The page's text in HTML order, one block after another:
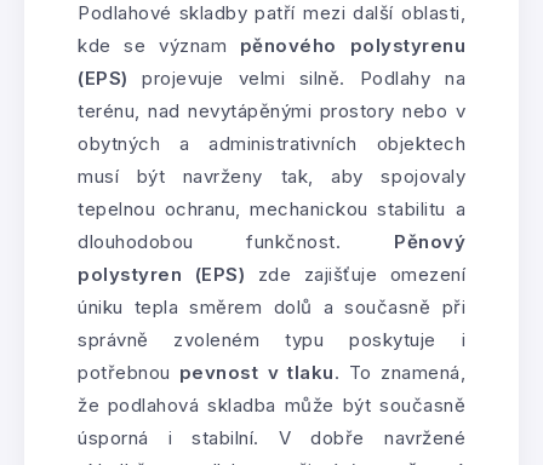
Podlahové skladby patří mezi další oblasti,
kde se význam pěnového polystyrenu
(EPS) projevuje velmi silně. Podlahy na
terénu, nad nevytápěnými prostory nebo v
obytných a administrativních objektech
musí být navrženy tak, aby spojovaly
tepelnou ochranu, mechanickou stabilitu a
dlouhodobou funkčnost. Pěnový
polystyren (EPS) zde zajišťuje omezení
úniku tepla směrem dolů a současně při
správně zvoleném typu poskytuje i
potřebnou pevnost v tlaku. To znamená,
že podlahová skladba může být současně
úsporná i stabilní. V dobře navržené